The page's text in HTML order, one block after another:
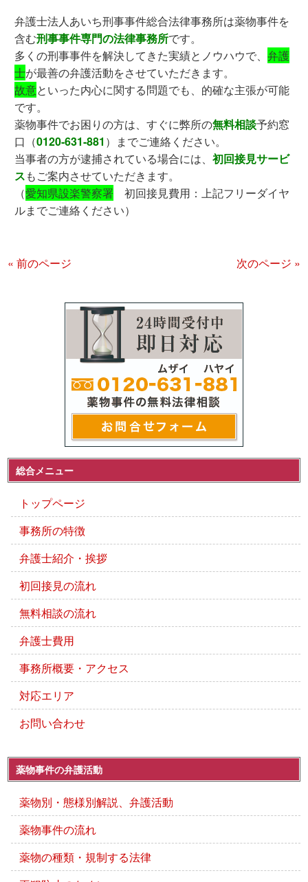
弁護士法人あいち刑事事件総合法律事務所は薬物事件を
含む刑事事件専門の法律事務所です。
多くの刑事事件を解決してきた実績とノウハウで、弁護
士が最善の弁護活動をさせていただきます。
故意といった内心に関する問題でも、的確な主張が可能
です。
薬物事件でお困りの方は、すぐに弊所の無料相談予約窓
口（0120-631-881 ）までご連絡ください。
当事者の方が逮捕されている場合には、初回接見サービ
スもご案内させていただきます。
（愛知県設楽警察署 初回接見費用：上記フリーダイヤ
ルまでご連絡ください）
« 前のページ 次のページ »
総合メニュー
トップページ
事務所の特徴
弁護士紹介・挨拶
初回接見の流れ
無料相談の流れ
弁護士費用
事務所概要・アクセス
対応エリア
お問い合わせ
薬物事件の弁護活動
薬物別・態様別解説、弁護活動
薬物事件の流れ
薬物の種類・規制する法律